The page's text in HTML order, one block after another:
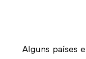
Alguns países